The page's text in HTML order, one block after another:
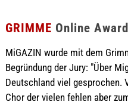
GRIMME Online Award
MiGAZIN wurde mit dem
Begründung der Jury: "Über
Deutschland viel gesprochen.
Chor der vielen fehlen aber